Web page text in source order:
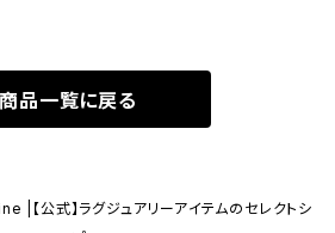
商品一覧に戻る
公式】ラグジュアリーアイテムのセレクトシ